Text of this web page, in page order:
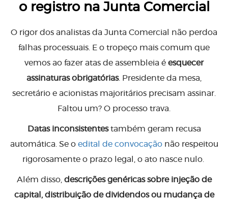
o registro na Junta Comercial
O rigor dos analistas da Junta Comercial não perdoa
falhas processuais. E o tropeço mais comum que
vemos ao fazer atas de assembleia é esquecer
assinaturas obrigatórias. Presidente da mesa,
secretário e acionistas majoritários precisam assinar.
Faltou um? O processo trava.
Datas inconsistentestambém geram recusa
automática. Se o edital de convocaçãonão respeitou
rigorosamente o prazo legal, o ato nasce nulo.
Além disso, descrições genéricas sobre injeção de
capital, distribuição de dividendos ou mudança de